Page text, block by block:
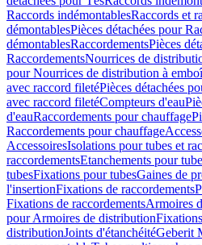
Raccords indémontablesRaccords et
démontablesPièces détachées pour
démontablesRaccordementsPièces
RaccordementsNourrices de
pour Nourrices de distribution à
avec raccord filetéPièces détachées
avec raccord filetéCompteurs d'eau
d'eauRaccordements pour chauffage
Raccordements pour chauffage
AccessoiresIsolations pour tubes et
raccordementsEtanchements pour
tubesFixations pour tubesGaines de
l'insertionFixations de raccordements
Fixations de raccordementsArmoires
pour Armoires de distribution
distributionJoints d'étanchéitéGeberit